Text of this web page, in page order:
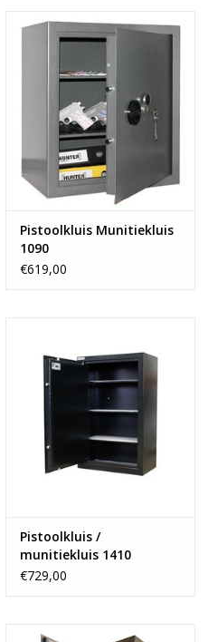
- 70x60x35 cm- verstelbaar
legbord
TOEVOEGEN AAN WINKELWAGEN
Pistoolkluis Munitiekluis
1090
€619,00
- 63 kg
TOEVOEGEN AAN WINKELWAGEN
Pistoolkluis /
munitiekluis 1410
€729,00
Op maat gemaakte kluis voor